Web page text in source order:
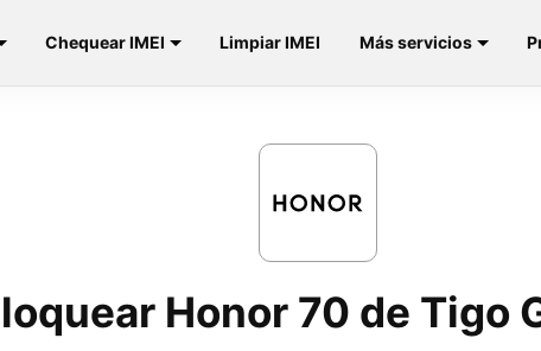
Chequear IMEI Limpiar IMEI Más servicios
Honor 70 de Tigo